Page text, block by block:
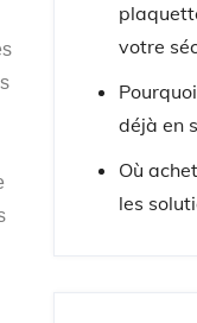
votre
déjà en
Où
les